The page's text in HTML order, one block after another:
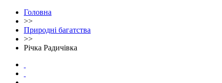
Головна
>>
Природні багатства
>>
Річка Радичівка